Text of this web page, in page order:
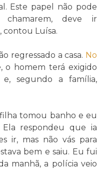
Este papel não pode
deve ir
contou Luísa.
regressado a casa. No
o homem terá exigido
segundo a família,
filha tomou banho e eu
Ela respondeu que ia
ir, mas não vás para
bem e saiu. Eu fui
manhã, a polícia veio